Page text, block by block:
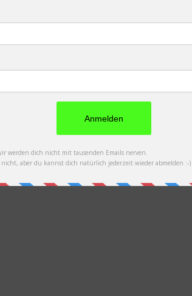
Lage haben wir uns verleiten lassen,
Bokonbaevo verbringen. Herzlich haben
bald ein Mann auf uns zu, sagte nur: „André,